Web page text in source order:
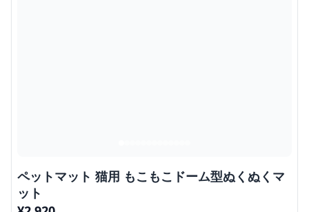
ペットマット 猫用 もこもこドーム型ぬくぬくマ
ット